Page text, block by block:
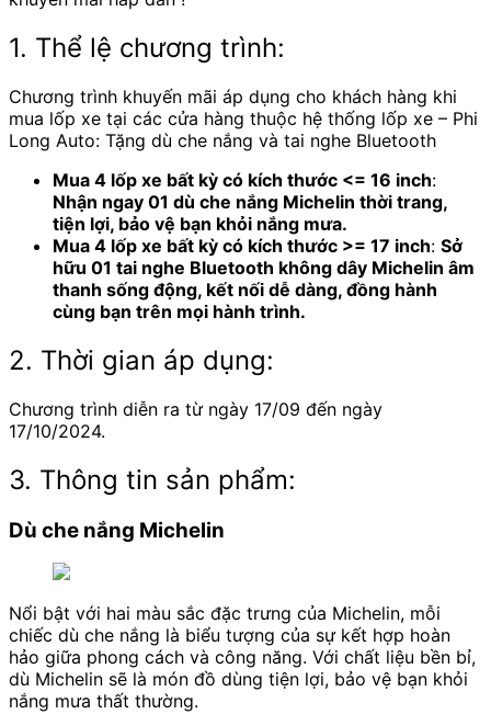
1. Thể lệ chương trình:
Chương trình khuyến mãi áp dụng cho khách hàng khi
mua lốp xe tại các cửa hàng thuộc hệ thống lốp xe – Phi
Long Auto: Tặng dù che nắng và tai nghe Bluetooth
Mua 4 lốp xe bất kỳ có kích thước <= 16 inch:
Nhận ngay 01 dù che nắng Michelin thời trang,
tiện lợi, bảo vệ bạn khỏi nắng mưa.
Mua 4 lốp xe bất kỳ có kích thước >= 17 inch: Sở
hữu 01 tai nghe Bluetooth không dây Michelin âm
thanh sống động, kết nối dễ dàng, đồng hành
cùng bạn trên mọi hành trình.
2. Thời gian áp dụng:
Chương trình diễn ra từ ngày 17/09 đến ngày
17/10/2024.
3. Thông tin sản phẩm:
Dù che nắng Michelin
Nổi bật với hai màu sắc đặc trưng của Michelin, mỗi
chiếc dù che nắng là biểu tượng của sự kết hợp hoàn
hảo giữa phong cách và công năng. Với chất liệu bền bỉ,
dù Michelin sẽ là món đồ dùng tiện lợi, bảo vệ bạn khỏi
nắng mưa thất thường.